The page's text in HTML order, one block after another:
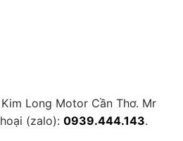
Long Motor Cần Thơ. Mr
(zalo): 0939.444.143.